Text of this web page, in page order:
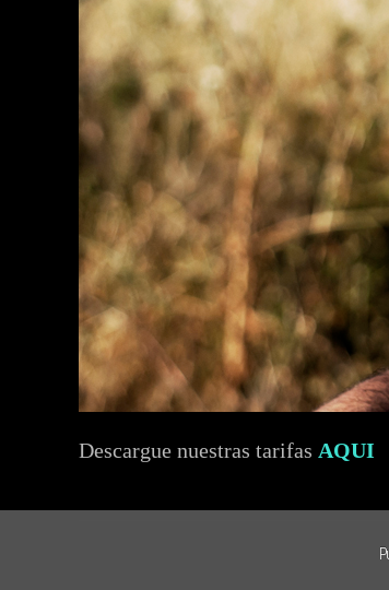
Descargue nuestras tarifas AQUI